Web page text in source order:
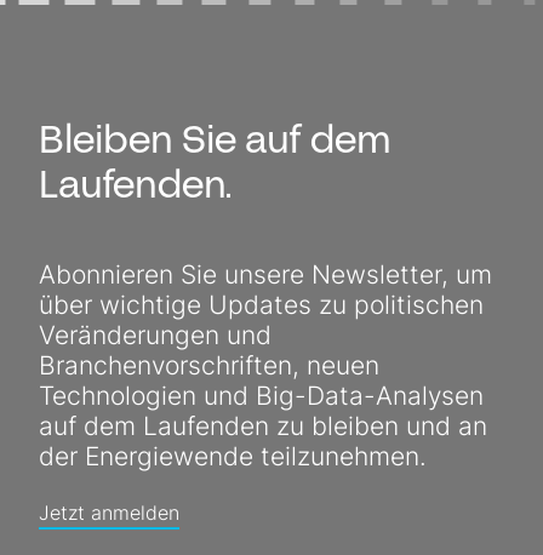
Bleiben Sie auf dem
Laufenden.
Abonnieren Sie unsere Newsletter, um
über wichtige Updates zu politischen
Veränderungen und
Branchenvorschriften, neuen
Technologien und Big-Data-Analysen
auf dem Laufenden zu bleiben und an
der Energiewende teilzunehmen.
Jetzt anmelden